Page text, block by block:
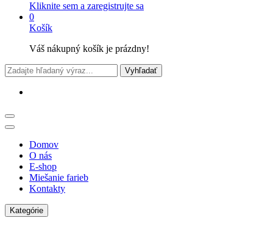
Kliknite sem a zaregistrujte sa
0
Košík
Váš nákupný košík je prázdny!
Vyhľadať
Domov
O nás
E-shop
Miešanie farieb
Kontakty
Kategórie